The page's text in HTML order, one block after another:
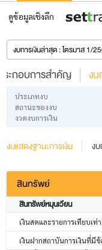
ดูข้อมูลเชิงลึก
งบการเงินล่าสุด : ไตรมาส 1/
ะกอบการสำคัญ ง
ประเภทงบ
สถานะของงบ
งวดงบการเงิน
งบแสดงฐานะการเงิน ง
สินทรัพย์
สินทรัพย์หมุนเวียน
เงินสดและรายการเทียบเท่
เงินฝากสถาบันการเงินที่มี